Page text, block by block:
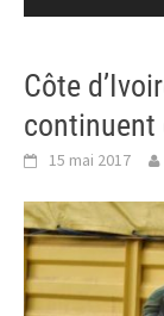
Côte
continuent
15 mai 2017